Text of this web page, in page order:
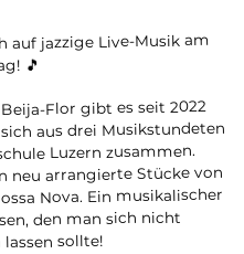
auf jazzige Live-Musik am
🎵
Flor gibt es seit 2022
aus drei Musikstundeten
Luzern zusammen.
neu arrangierte Stücke von
Nova. Ein musikalischer
den man sich nicht
sollte!